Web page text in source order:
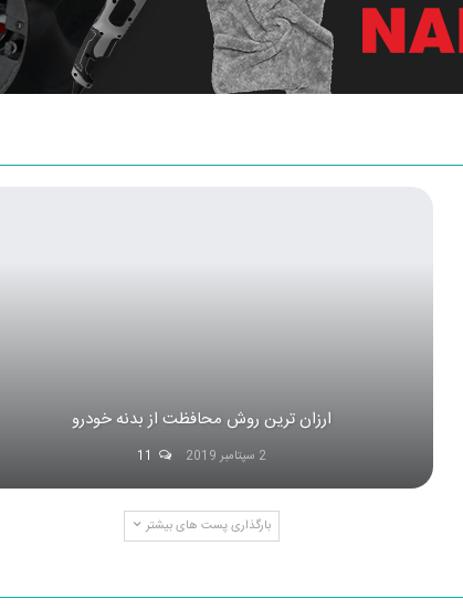
ارزان ترین روش محافظت از بدنه خودرو
2 سپتامبر 2019
بارگذاری پست های بیشتر